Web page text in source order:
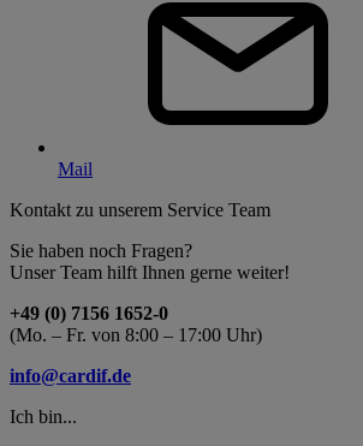
Mail
Kontakt zu unserem Service Team
Sie haben noch Fragen?
Unser Team hilft Ihnen gerne weiter!
+49 (0) 7156 1652-0
(Mo. – Fr. von 8:00 – 17:00 Uhr)
info@cardif.de
Ich bin...